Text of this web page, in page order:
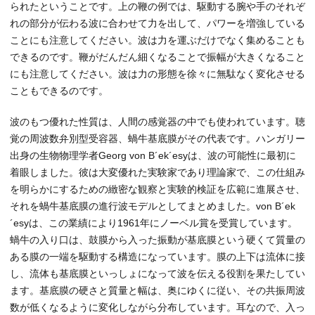
られたということです。上の鞭の例では、駆動する腕や手のそれぞ
れの部分が伝わる波に合わせて力を出して、パワーを増強している
ことにも注意してください。波は力を運ぶだけでなく集めることも
できるのです。鞭がだんだん細くなることで振幅が大きくなること
にも注意してください。波は力の形態を徐々に無駄なく変化させる
こともできるのです。
波のもつ優れた性質は、人間の感覚器の中でも使われています。聴
覚の周波数弁別型受容器、蝸牛基底膜がその代表です。ハンガリー
出身の生物物理学者Georg von B´ek´esyは、波の可能性に最初に
着眼しました。彼は大変優れた実験家であり理論家で、この仕組み
を明らかにするための緻密な観察と実験的検証を広範に進展させ、
それを蝸牛基底膜の進行波モデルとしてまとめました。von B´ek
´esyは、この業績により1961年にノーベル賞を受賞しています。
蝸牛の入り口は、鼓膜から入った振動が基底膜という硬くて質量の
ある膜の一端を駆動する構造になっています。膜の上下は流体に接
し、流体も基底膜といっしょになって波を伝える役割を果たしてい
ます。基底膜の硬さと質量と幅は、奥にゆくに従い、その共振周波
数が低くなるように変化しながら分布しています。耳なので、入っ